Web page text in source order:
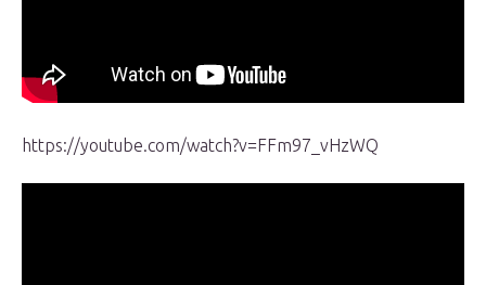
https://youtube.com/watch?v=FFm97_vHzWQ